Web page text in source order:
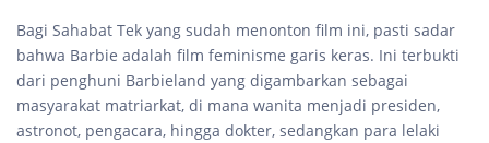
Bagi Sahabat Tek yang sudah menonton film ini, pasti sadar
bahwa Barbie adalah film feminisme garis keras. Ini terbukti
dari penghuni Barbieland yang digambarkan sebagai
masyarakat matriarkat, di mana wanita menjadi presiden,
astronot, pengacara, hingga dokter, sedangkan para lelaki